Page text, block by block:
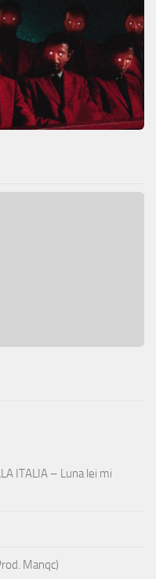
ITALIA – Luna lei mi
Manqc)